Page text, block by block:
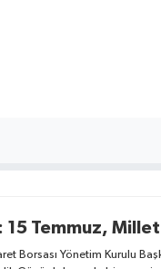
15 Temmuz,
Borsası Yönetim Kurulu